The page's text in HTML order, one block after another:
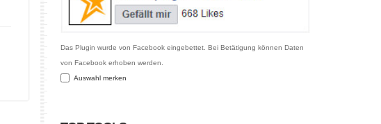
Das Plugin wurde von Facebook eingebettet. Bei Betätigung können Daten
von Facebook erhoben werden.
Auswahl merken